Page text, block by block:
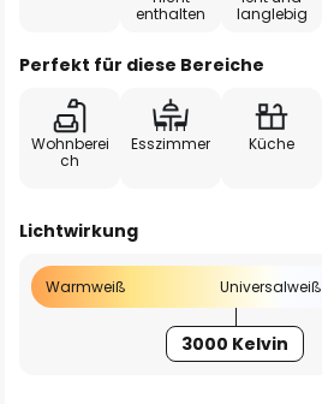
enthalten
langlebig
Perfekt für diese Bereiche
Wohnberei
ch
Esszimmer Küche
Lichtwirkung
Warmweiß Universalweiß
3000 Kelvin